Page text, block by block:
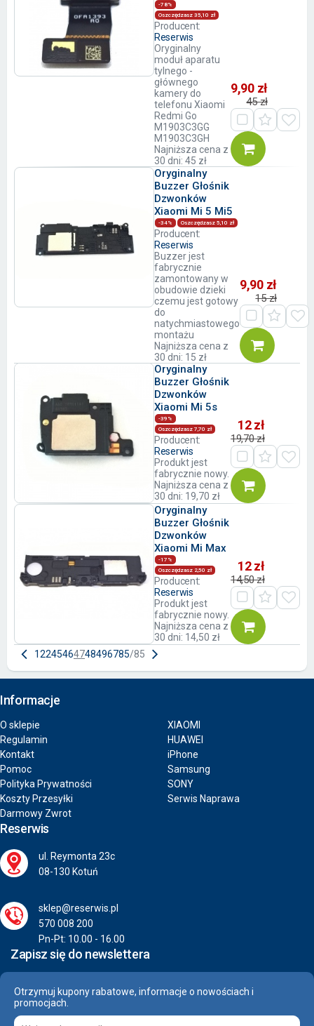
-78%
Oszczędzasz 35,10 zł
Producent:
Reserwis
Oryginalny
moduł aparatu
tylnego -
głównego
kamery do
telefonu Xiaomi
Redmi Go
M1903C3GG
M1903C3GH
Najniższa cena z
30 dni: 45 zł
9,90 zł
45 zł
Oryginalny
Buzzer Głośnik
Dzwonków
Xiaomi Mi 5 Mi5
-34% Oszczędzasz 5,10 zł
Producent:
Reserwis
Buzzer jest
fabrycznie
zamontowany w
obudowie dzieki
czemu jest gotowy
do
natychmiastowego
montażu
Najniższa cena z
30 dni: 15 zł
9,90 zł
15 zł
Oryginalny
Buzzer Głośnik
Dzwonków
Xiaomi Mi 5s
-39%
Oszczędzasz 7,70 zł
Producent:
Reserwis
Produkt jest
fabrycznie nowy.
Najniższa cena z
30 dni: 19,70 zł
12 zł
19,70 zł
Oryginalny
Buzzer Głośnik
Dzwonków
Xiaomi Mi Max
-17%
Oszczędzasz 2,50 zł
Producent:
Reserwis
Produkt jest
fabrycznie nowy.
Najniższa cena z
30 dni: 14,50 zł
12 zł
14,50 zł
12245464748496785/85
Informacje
O sklepie
Regulamin
Kontakt
Pomoc
Polityka Prywatności
Koszty Przesyłki
Darmowy Zwrot
XIAOMI
HUAWEI
iPhone
Samsung
SONY
Serwis Naprawa
Reserwis
ul. Reymonta 23c
08-130 Kotuń
sklep@reserwis.pl
570 008 200
Pn-Pt: 10.00 - 16.00
Zapisz się do newslettera
Otrzymuj kupony rabatowe, informacje o nowościach i
promocjach.